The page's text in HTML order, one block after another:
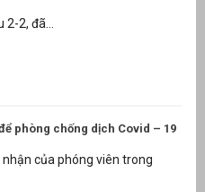
2, đã...
phòng chống dịch Covid – 19
của phóng viên trong